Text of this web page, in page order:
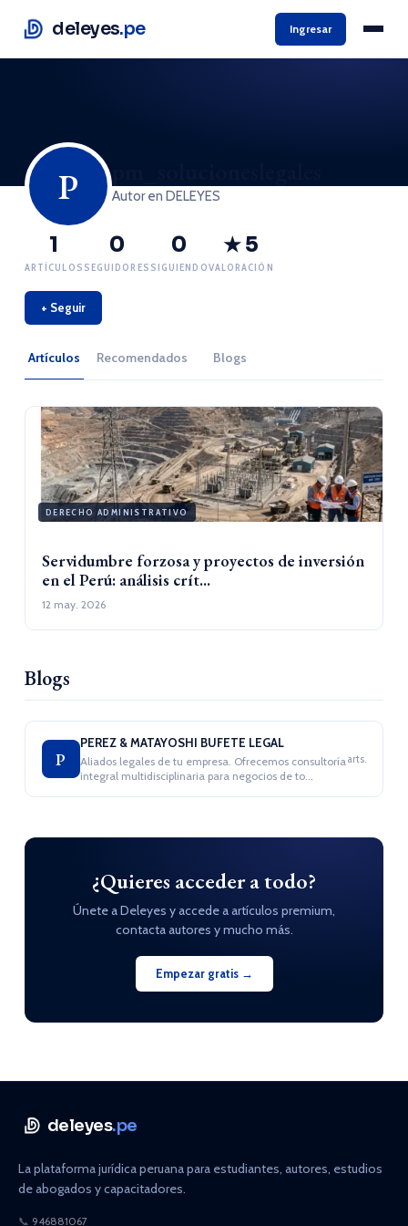
deleyes.pe Ingresar
P pm_solucioneslegales
Autor en DELEYES
1
ARTÍCULOS
0
SEGUIDORES
0
SIGUIENDO
★ 5
VALORACIÓN
+ Seguir
Artículos Recomendados Blogs
DERECHO ADMINISTRATIVO
Servidumbre forzosa y proyectos de inversión
en el Perú: análisis crít...
12 may. 2026
Blogs
P
PEREZ & MATAYOSHI BUFETE LEGAL
Aliados legales de tu empresa. Ofrecemos consultoría
integral multidisciplinaria para negocios de to...
arts.
¿Quieres acceder a todo?
Únete a Deleyes y accede a artículos premium,
contacta autores y mucho más.
Empezar gratis →
deleyes.pe
La plataforma jurídica peruana para estudiantes, autores, estudios
de abogados y capacitadores.
📞 946881067